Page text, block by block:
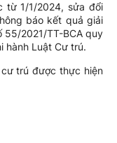
từ 1/1/2024, sửa đổi
báo kết quả giải
2021/TT-BCA quy
hành Luật Cư trú.
trú được thực hiện